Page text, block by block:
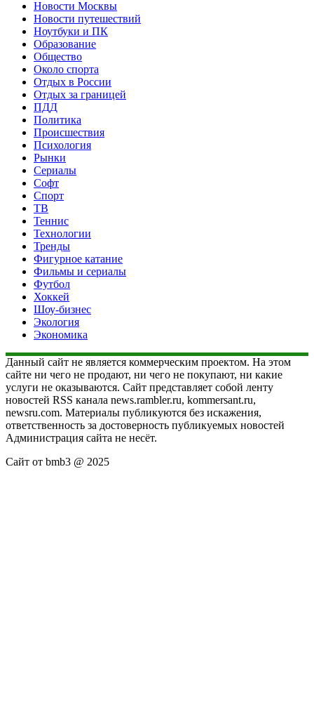
Новости Москвы
Новости путешествий
Ноутбуки и ПК
Образование
Общество
Около спорта
Отдых в России
Отдых за границей
ПДД
Политика
Происшествия
Психология
Рынки
Сериалы
Софт
Спорт
ТВ
Теннис
Технологии
Тренды
Фигурное катание
Фильмы и сериалы
Футбол
Хоккей
Шоу-бизнес
Экология
Экономика
Данный сайт не является коммерческим проектом. На этом
сайте ни чего не продают, ни чего не покупают, ни какие
услуги не оказываются. Сайт представляет собой ленту
новостей RSS канала news.rambler.ru, kommersant.ru,
newsru.com. Материалы публикуются без искажения,
ответственность за достоверность публикуемых новостей
Администрация сайта не несёт.
Сайт от bmb3 @ 2025